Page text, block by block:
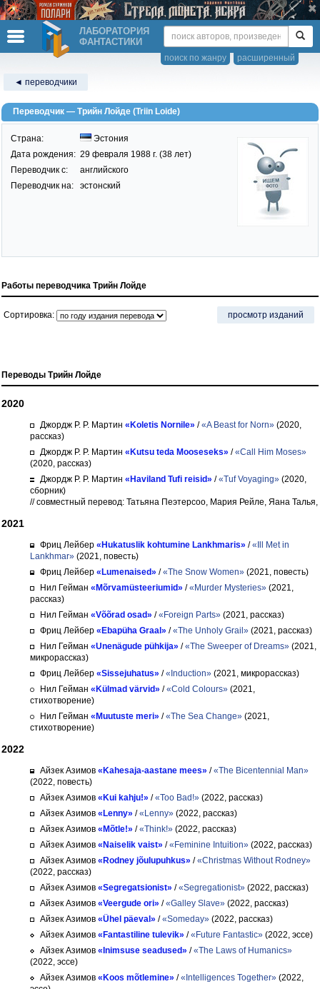
ЛАБОРАТОРИЯ
ФАНТАСТИКИ
расширенный
поиск по жанру
◄ переводчики
Переводчик — Трийн Лойде (Triin Loide)
Страна:
Эстония
Дата рождения: 29 февраля 1988 г. (38 лет)
Переводчик c:
английского
Переводчик на:
эстонский
Работы переводчика Трийн Лойде
Сортировка: просмотр изданий
Переводы Трийн Лойде
2020
Джордж Р. Р. Мартин «Koletis Nornile» /«A Beast for Norn» (2020,
рассказ)
Джордж Р. Р. Мартин «Kutsu teda Mooseseks» /«Call Him Moses»
(2020, рассказ)
Джордж Р. Р. Мартин «Haviland Tufi reisid» /«Tuf Voyaging» (2020,
сборник)
// совместный перевод: Татьяна Пеэтерсоо, Мария Рейле, Яана
2021
Фриц Лейбер «Hukatuslik kohtumine Lankhmaris» /«Ill Met in
Lankhmar» (2021, повесть)
Фриц Лейбер «Lumenaised» /«The Snow Women» (2021, повесть)
Нил Гейман «Mõrvamüsteeriumid» /«Murder Mysteries» (2021,
рассказ)
Нил Гейман «Võõrad osad» /«Foreign Parts» (2021, рассказ)
Фриц Лейбер «Ebapüha Graal» /«The Unholy Grail» (2021, рассказ)
Нил Гейман «Unenägude pühkija» /«The Sweeper of Dreams» (2021,
микрорассказ)
Фриц Лейбер «Sissejuhatus» /«Induction» (2021, микрорассказ)
Нил Гейман «Külmad värvid» /«Cold Colours» (2021,
стихотворение)
Нил Гейман «Muutuste meri» /«The Sea Change» (2021,
стихотворение)
2022
Айзек Азимов «Kahesaja-aastane mees» /«The Bicentennial Man»
(2022, повесть)
Айзек Азимов «Kui kahju!» /«Too Bad!» (2022, рассказ)
Айзек Азимов «Lenny» /«Lenny» (2022, рассказ)
Айзек Азимов «Mõtle!» /«Think!» (2022, рассказ)
Айзек Азимов «Naiselik vaist» /«Feminine Intuition» (2022, рассказ)
Айзек Азимов «Rodney jõulupuhkus» /«Christmas Without Rodney»
(2022, рассказ)
Айзек Азимов «Segregatsionist» /«Segregationist» (2022, рассказ)
Айзек Азимов «Veergude ori» /«Galley Slave» (2022, рассказ)
Айзек Азимов «Ühel päeval» /«Someday» (2022, рассказ)
Айзек Азимов «Fantastiline tulevik» /«Future Fantastic» (2022, эссе)
Айзек Азимов «Inimsuse seadused» /«The Laws of Humanics»
(2022, эссе)
Айзек Азимов «Koos mõtlemine» /«Intelligences Together» (2022,